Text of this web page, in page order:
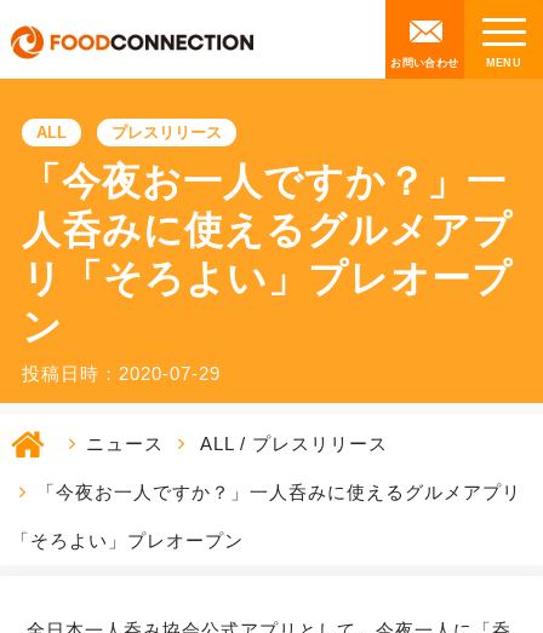
お問い合わせ
ALL プレスリリース
「今夜お一人ですか？」一
人呑みに使えるグルメアプ
リ「そろよい」プレオープ
ン
投稿日時：2020-07-29
ニュース ALL/ プレスリリース
「今夜お一人ですか？」一人呑みに使えるグルメアプリ
「そろよい」プレオープン